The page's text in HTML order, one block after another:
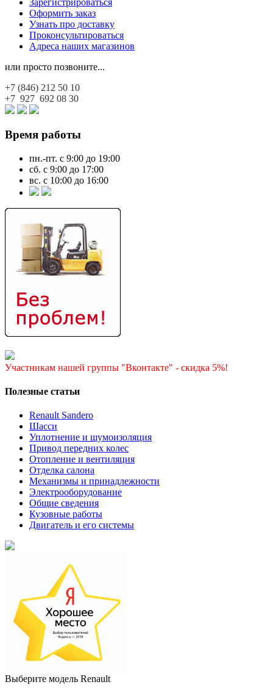
Зарегистрироваться
Оформить заказ
Узнать про доставку
Проконсультироваться
Адреса наших магазинов
или просто позвоните...
+7 (846) 212 50 10
+7 927 692 08 30
Время работы
пн.-пт. с 9:00 до 19:00
сб. с 9:00 до 17:00
вс. с 10:00 до 16:00
Участникам нашей группы "Вконтакте" - скидка 5%!
Полезные статьи
Renault Sandero
Шасси
Уплотнение и шумоизоляция
Привод передних колес
Отопление и вентиляция
Отделка салона
Механизмы и принадлежности
Электрооборудование
Общие сведения
Кузовные работы
Двигатель и его системы
Выберите модель Renault